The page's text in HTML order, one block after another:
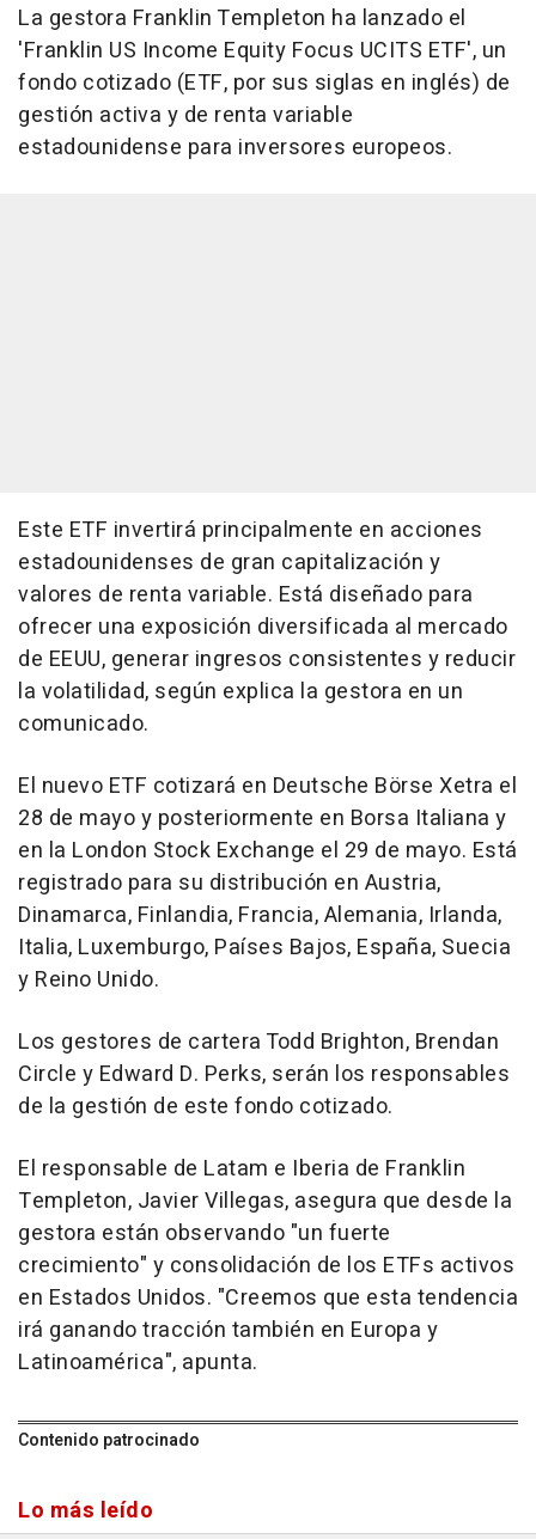
La gestora Franklin Templeton ha lanzado el
'Franklin US Income Equity Focus UCITS ETF', un
fondo cotizado (ETF, por sus siglas en inglés) de
gestión activa y de renta variable
estadounidense para inversores europeos.
Este ETF invertirá principalmente en acciones
estadounidenses de gran capitalización y
valores de renta variable. Está diseñado para
ofrecer una exposición diversificada al mercado
de EEUU, generar ingresos consistentes y reducir
la volatilidad, según explica la gestora en un
comunicado.
El nuevo ETF cotizará en Deutsche Börse Xetra el
28 de mayo y posteriormente en Borsa Italiana y
en la London Stock Exchange el 29 de mayo. Está
registrado para su distribución en Austria,
Dinamarca, Finlandia, Francia, Alemania, Irlanda,
Italia, Luxemburgo, Países Bajos, España, Suecia
y Reino Unido.
Los gestores de cartera Todd Brighton, Brendan
Circle y Edward D. Perks, serán los responsables
de la gestión de este fondo cotizado.
El responsable de Latam e Iberia de Franklin
Templeton, Javier Villegas, asegura que desde la
gestora están observando "un fuerte
crecimiento" y consolidación de los ETFs activos
en Estados Unidos. "Creemos que esta tendencia
irá ganando tracción también en Europa y
Latinoamérica", apunta.
Contenido patrocinado
Lo más leído